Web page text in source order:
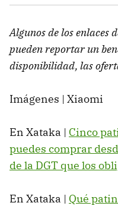
Algunos de los enlaces
pueden reportar un
disponibilidad, las
Imágenes | Xiaomi
En Xataka | Cinco
puedes comprar
de la DGT que los
En Xataka | Qué